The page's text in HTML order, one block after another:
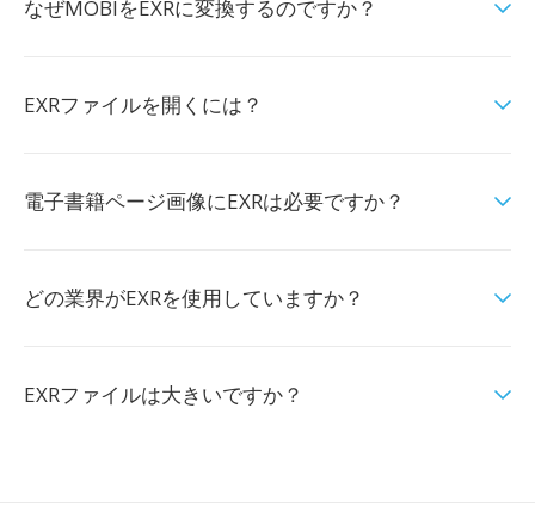
なぜMOBIをEXRに変換するのですか？
EXRファイルを開くには？
電子書籍ページ画像にEXRは必要ですか？
どの業界がEXRを使用していますか？
EXRファイルは大きいですか？